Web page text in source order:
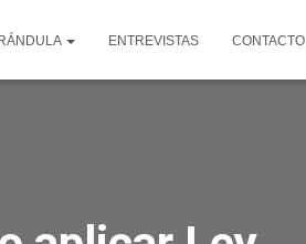
ENTREVISTAS CONTACTO